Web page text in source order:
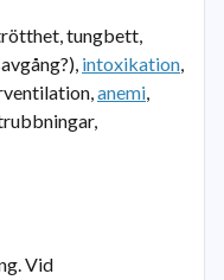
tungbett,
intoxikation,
anemi,
Vid